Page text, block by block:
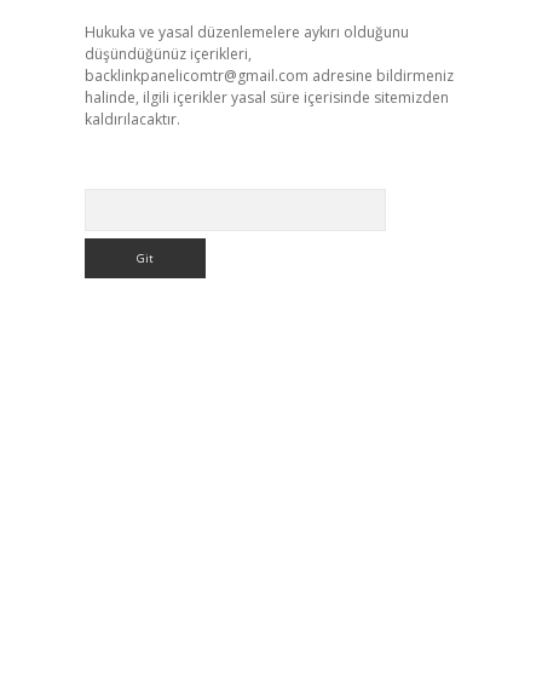
Hukuka ve yasal düzenlemelere aykırı olduğunu
düşündüğünüz içerikleri,
backlinkpanelicomtr@gmail.com adresine bildirmeniz
halinde, ilgili içerikler yasal süre içerisinde sitemizden
kaldırılacaktır.